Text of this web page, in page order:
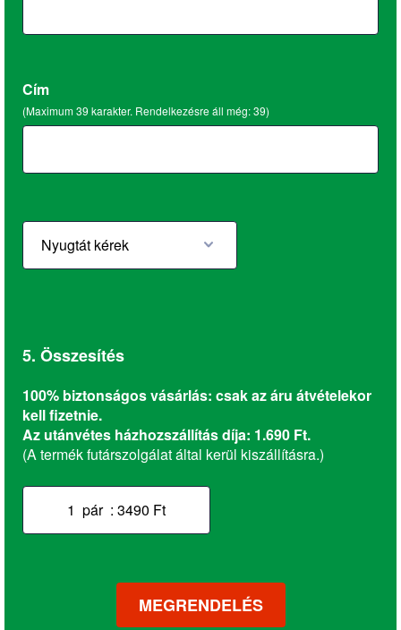
Cím
(Maximum 39 karakter. Rendelkezésre áll még:39)
5. Összesítés
100% biztonságos vásárlás: csak az áru átvételekor
kell fizetnie.
Az utánvétes házhozszállítás díja: 1.690 Ft.
(A termék futárszolgálat által kerül kiszállításra.)